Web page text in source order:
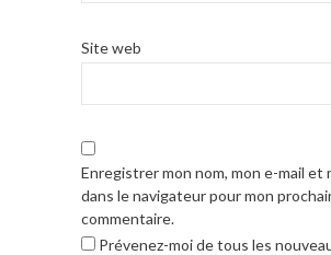
Site web
Enregistrer mon nom, mon e-mail et
dans le navigateur pour mon
commentaire.
Prévenez-moi de tous les